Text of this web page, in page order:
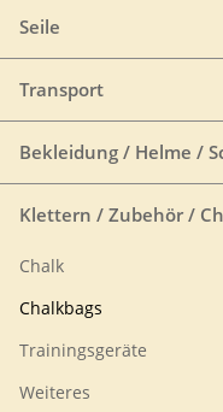
Seile
Transport
Bekleidung / Helme /
Klettern / Zubehör /
Chalk
Chalkbags
Trainingsgeräte
Weiteres